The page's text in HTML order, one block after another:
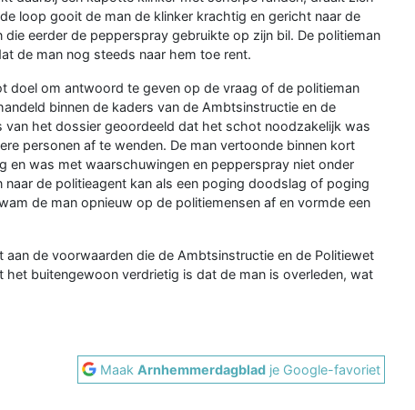
loop gooit de man de klinker krachtig en gericht naar de
eerder de pepperspray gebruikte op zijn bil. De politieman
de man nog steeds naar hem toe rent.
doel om antwoord te geven op de vraag of de politieman
binnen de kaders van de Ambtsinstructie en de
het dossier geoordeeld dat het schot noodzakelijk was
personen af te wenden. De man vertoonde binnen kort
en was met waarschuwingen en pepperspray niet onder
de politieagent kan als een poging doodslag of poging
de man opnieuw op de politiemensen af en vormde een
de voorwaarden die de Ambtsinstructie en de Politiewet
buitengewoon verdrietig is dat de man is overleden, wat
MaakArnhemmerdagblad je Google-favoriet